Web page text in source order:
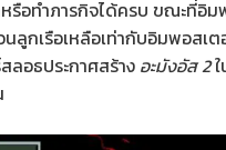
อทำภารกิจได้ครบ ขณะที่อิม
ลูกเรือเหลือเท่ากับอิมพอสเต
ลอธประกาศสร้าง อะมังอัส 2ใ